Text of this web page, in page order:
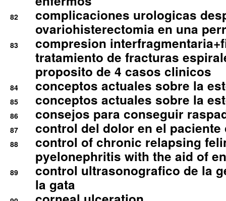
82
complicaciones urologicas
ovariohisterectomia en una
83
compresion
tratamiento de fracturas
proposito de 4 casos clinicos
84 conceptos actuales sobre la
85 conceptos actuales sobre la
86 consejos para conseguir
87 control del dolor en el
88
control of chronic relapsing
pyelonephritis with the aid of
89
control ultrasonografico de la
la gata